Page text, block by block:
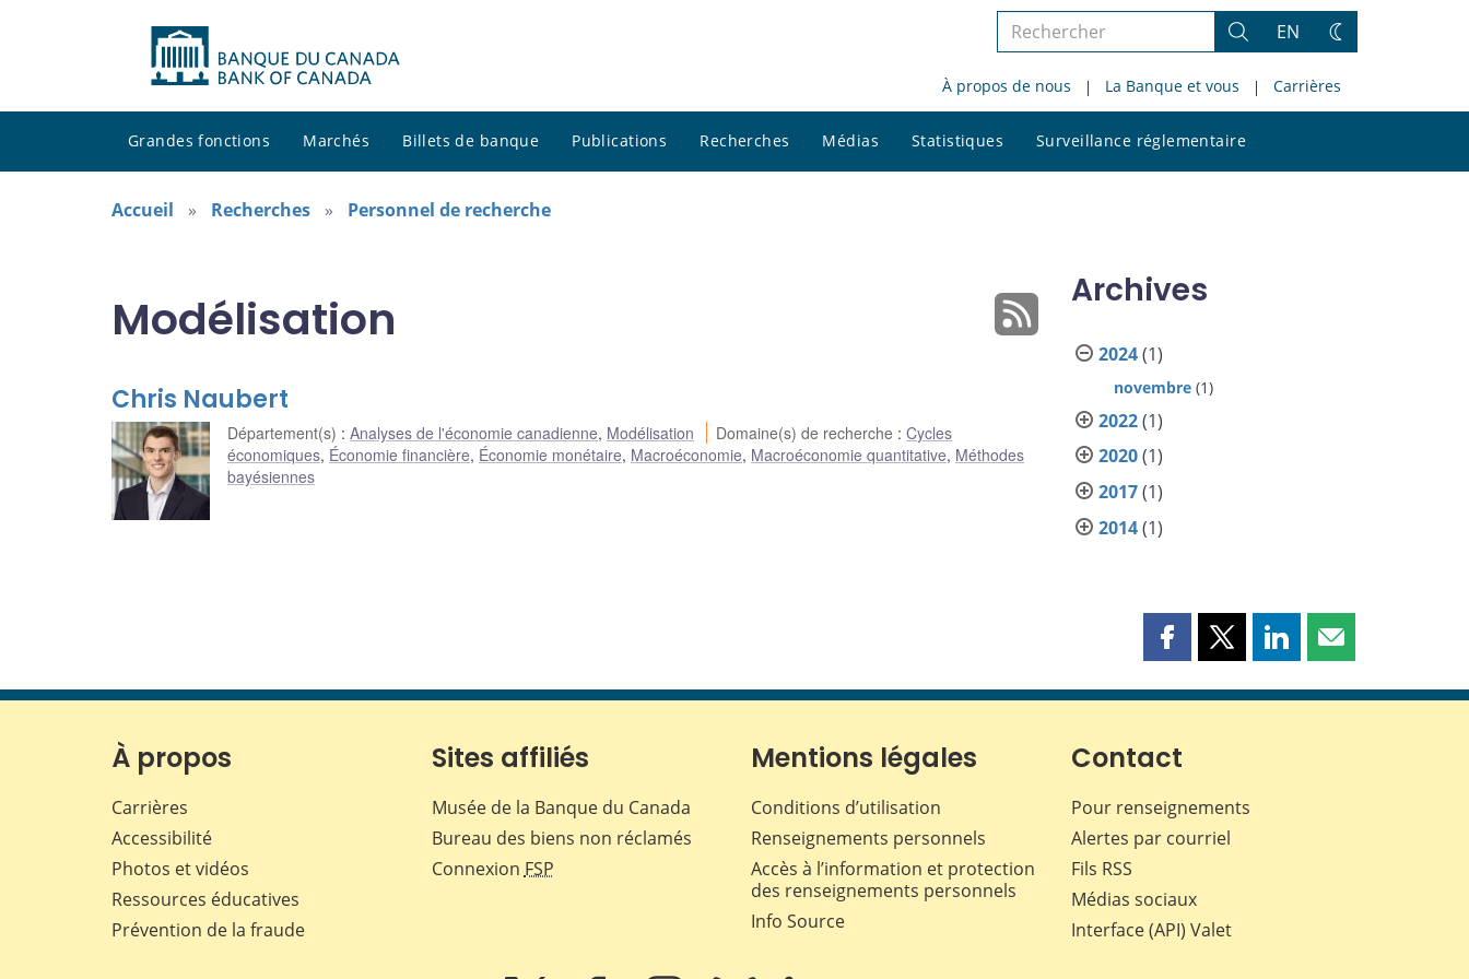
Rechercher
le
site
Rechercher
EN
Changez
thème
À propos de nous La Banque et vous Carrières
Grandes fonctions Marchés Billets de banque Publications Recherches Médias Statistiques Surveillance réglementaire
le
Accueil Recherches Personnel de recherche
Modélisation
Chris Naubert
Département(s) : Analyses de l'économie canadienne, Modélisation Domaine(s) de recherche :Cycles
économiques, Économie financière, Économie monétaire, Macroéconomie, Macroéconomie quantitative, Méthodes
bayésiennes
Archives
2024(1)
novembre (1)
2022(1)
2020(1)
2017(1)
2014(1)
Partager
page
Facebook
Partager
page
Partager
page
Partager
page
À propos
Carrières
Accessibilité
Photos et vidéos
Ressources éducatives
Prévention de la fraude
Sites affiliés
Musée de la Banque du Canada
Bureau des biens non réclamés
Connexion FSP
Mentions légales
Conditions d’utilisation
Renseignements personnels
Accès à l’information et protection
des renseignements personnels
Info Source
Contact
Pour renseignements
Alertes par courriel
Fils RSS
Médias sociaux
Interface (API) Valet